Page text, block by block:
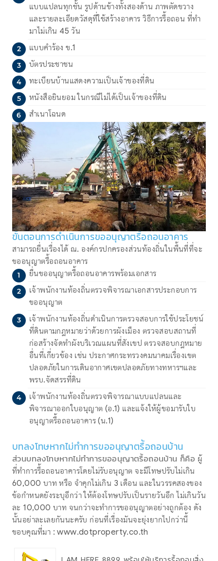
แบบแปลนทุกชั้น รูปด้านข้างทั้งสองด้าน ภาพตัดขวาง
และรายละเอียดวัสดุที่ใช้สร้างอาคาร วิธีการรื้อถอน ที่ทำ
มาไม่เกิน 45 วัน
แบบคำร้อง ข.1
บัตรประชาชน
ทะเบียนบ้านแสดงความเป็นเจ้าของที่ดิน
หนังสือยินยอม ในกรณีไม่ได้เป็นเจ้าของที่ดิน
สำเนาโฉนด
ขั้นตอนการดำเนินการขออนุญาตรื้อถอนอาคาร
สามารถยื่นเรื่องได้ ณ. องค์กรปกครองส่วนท้องถิ่นในพื้นที่ที่จะ
ขออนุญาตรื้อถอนอาคาร
ยื่นขออนุญาตรื้อถอนอาคารพร้อมเอกสาร
เจ้าพนักงานท้องถิ่นตรวจพิจารณาเอกสารประกอบการ
ขออนุญาต
เจ้าพนักงานท้องถิ่นดำเนินการตรวจสอบการใช้ประโยชน์
ที่ดินตามกฎหมายว่าด้วยการผังเมือง ตรวจสอบสถานที่
ก่อสร้างจัดทำผังบริเวณแผนที่สังเขป ตรวจสอบกฎหมาย
อื่นที่เกี่ยวข้อง เช่น ประกาศกระทรวงคมนาคมเรื่องเขต
ปลอดภัยในการเดินอากาศเขตปลอดภัยทางทหารฯและ
พรบ.จัดสรรที่ดิน
เจ้าพนักงานท้องถิ่นตรวจพิจารณาแบบแปลนและ
พิจารณาออกใบอนุญาต (อ.1) และแจ้งให้ผู้ขอมารับใบ
อนุญาตรื้อถอนอาคาร (น.1)
บทลงโทษหากไม่ทำการขออนุญาตรื้อถอนบ้าน
ส่วนบทลงโทษหากไม่ทำการขออนุญาตรื้อถอนบ้าน ก็คือ ผู้
ที่ทำการรื้อถอนอาคารโดยไม่รับอนุญาต จะมีโทษปรับไม่เกิน
60,000 บาท หรือ จำคุกไม่เกิน 3 เดือน และในวรรคสองของ
ข้อกำหนดยังระบุอีกว่า ให้ต้องโทษปรับเป็นรายวันอีก ไม่เกินวัน
ละ 10,000 บาท จนกว่าจะทำการขออนุญาตอย่างถูกต้อง ดัง
นั้นอย่าละเลยกันนะครับ ก่อนที่เรื่องมันจะยุ่งยากไปกว่านี้
ขอบคุณที่มา : www.dotproperty.co.th